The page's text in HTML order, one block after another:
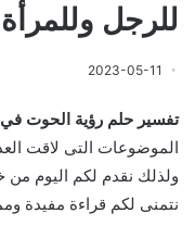
للرجل وللمرأة
2023-05-11
تفسير حلم رؤية الحوت في
الموضوعات التى لاقت
ولذلك نقدم لكم اليوم من
نتمنى لكم قراءة مفيدة